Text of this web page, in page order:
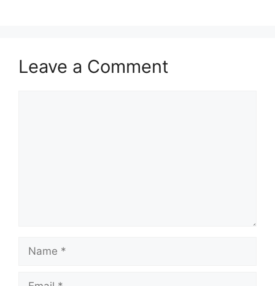
Leave a Comment
Name
Email